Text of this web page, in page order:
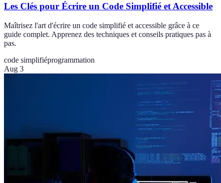
Les Clés pour Écrire un Code Simplifié et Accessible
Maîtrisez l'art d'écrire un code simplifié et accessible grâce à ce
guide complet. Apprenez des techniques et conseils pratiques pas à
pas.
code simplifiéprogrammation
Aug 3